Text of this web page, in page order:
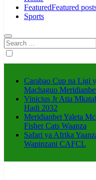
FeaturedFeatured
Sports
Search
for:
Carabao Cup na Ligi
Machaguo
Vinicius Jr Atia
Hadi 2032
Meridianbet Yaleta
Fisher Cats Waanza
Safari ya Afrika
Wapinzani CAFCL